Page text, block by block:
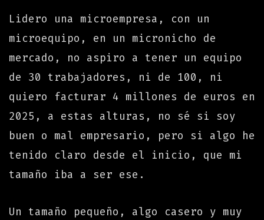
Lidero una microempresa, con un
microequipo, en un micronicho de
mercado, no aspiro a tener un equipo
de 30 trabajadores, ni de 100, ni
quiero facturar 4 millones de euros en
2025, a estas alturas, no sé si soy
buen o mal empresario, pero si algo he
tenido claro desde el inicio, que mi
tamaño iba a ser ese.
Un tamaño pequeño, algo casero y muy